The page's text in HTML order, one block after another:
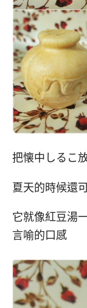
把懐中しるこ
夏天的時候還
它就像紅豆湯
言喻的口感